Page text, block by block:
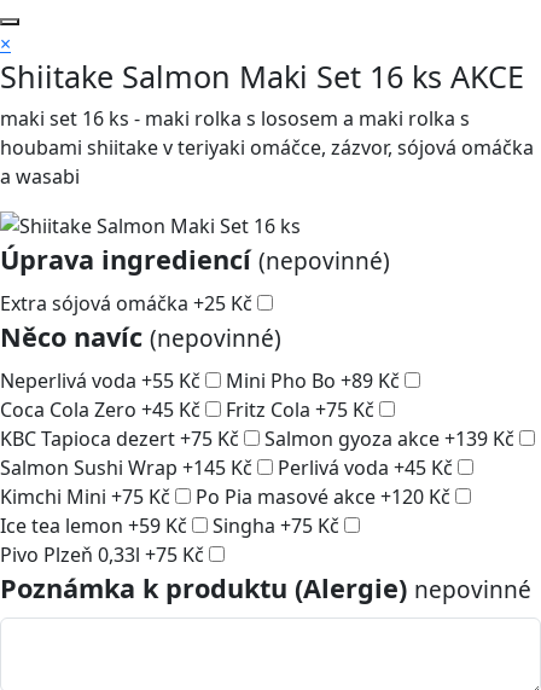
×
Shiitake Salmon Maki Set 16 ks AKCE
maki set 16 ks - maki rolka s lososem a maki rolka s
houbami shiitake v teriyaki omáčce, zázvor, sójová omáčka
a wasabi
Úprava ingrediencí (nepovinné)
Extra sójová omáčka +25 Kč
Něco navíc (nepovinné)
Neperlivá voda +55 Kč Mini Pho Bo +89 Kč
Coca Cola Zero +45 Kč Fritz Cola +75 Kč
KBC Tapioca dezert+75 Kč Salmon gyoza akce+139 Kč
Salmon Sushi Wrap +145 Kč Perlivá voda +45 Kč
Kimchi Mini +75 Kč Po Pia masové akce+120 Kč
Ice tea lemon +59 Kč Singha +75 Kč
Pivo Plzeň 0,33l +75 Kč
Poznámka k produktu (Alergie) nepovinné